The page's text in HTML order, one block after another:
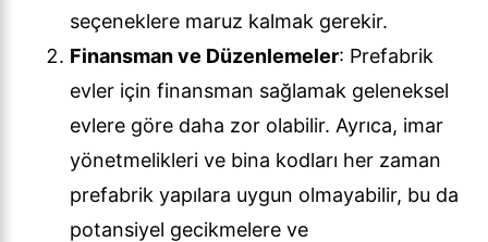
seçeneklere maruz kalmak gerekir.
Finansman ve Düzenlemeler: Prefabrik
evler için finansman sağlamak geleneksel
evlere göre daha zor olabilir. Ayrıca, imar
yönetmelikleri ve bina kodları her zaman
prefabrik yapılara uygun olmayabilir, bu da
potansiyel gecikmelere ve